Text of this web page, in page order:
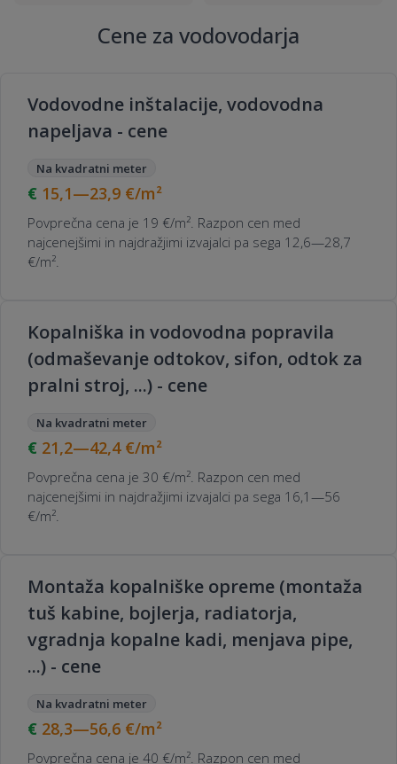
Cene za vodovodarja
Vodovodne inštalacije, vodovodna
napeljava - cene
Na kvadratni meter
15,1—23,9 €/m²
Povprečna cena je 19 €/m². Razpon cen med
najcenejšimi in najdražjimi izvajalci pa sega 12,6—28,7
€/m².
Kopalniška in vodovodna popravila
(odmaševanje odtokov, sifon, odtok za
pralni stroj, ...) - cene
Na kvadratni meter
21,2—42,4 €/m²
Povprečna cena je 30 €/m². Razpon cen med
najcenejšimi in najdražjimi izvajalci pa sega 16,1—56
€/m².
Montaža kopalniške opreme (montaža
tuš kabine, bojlerja, radiatorja,
vgradnja kopalne kadi, menjava pipe,
...) - cene
Na kvadratni meter
28,3—56,6 €/m²
Povprečna cena je 40 €/m². Razpon cen med